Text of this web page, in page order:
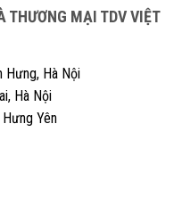
THƯƠNG MẠI TDV VIỆT
Hưng, Hà Nội
Hà Nội
Yên